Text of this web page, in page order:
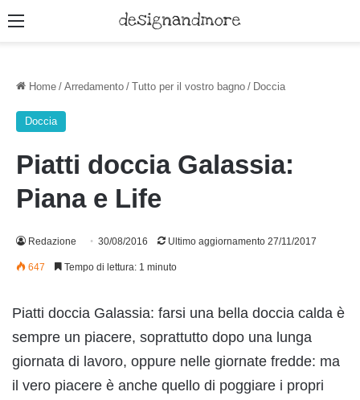
Menu
Home / Arredamento / Tutto per il vostro bagno / Doccia
Doccia
Piatti doccia Galassia:
Piana e Life
Redazione 30/08/2016 Ultimo aggiornamento 27/11/2017
647 Tempo di lettura: 1 minuto
Piatti doccia Galassia: farsi una bella doccia calda è
sempre un piacere, soprattutto dopo una lunga
giornata di lavoro, oppure nelle giornate fredde: ma
il vero piacere è anche quello di poggiare i propri